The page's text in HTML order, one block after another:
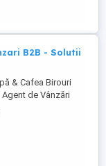
Tehnice pentru
B2B - Solutii
& Cafea Birouri
de Vânzări
rezultate, pentru
apă și cafea
Zonă